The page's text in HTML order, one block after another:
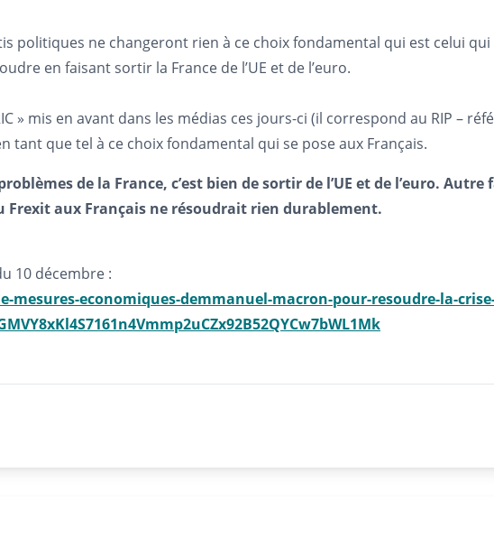
politiques ne changeront rien à ce choix fondamental qui est celui qui
en faisant sortir la France de l’UE et de l’euro.
» mis en avant dans les médias ces jours-ci (il correspond au RIP –
tant que tel à ce choix fondamental qui se pose aux Français.
de la France, c’est bien de sortir de l’UE et de l’euro. Autre
Frexit aux Français ne résoudrait rien durablement.
10 décembre :
economiques-demmanuel-macron-pour-resoudre-la-